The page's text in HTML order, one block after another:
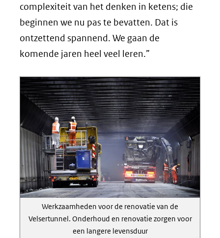
complexiteit van het denken in ketens; die
beginnen we nu pas te bevatten. Dat is
ontzettend spannend. We gaan de
komende jaren heel veel leren.”
Werkzaamheden voor de renovatie van de
Velsertunnel. Onderhoud en renovatie zorgen voor
een langere levensduur